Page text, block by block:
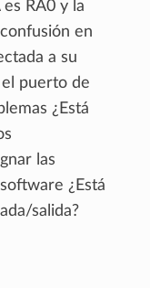
RA0 y la
en
a su
puerto de
¿Está
las
¿Está
salida?